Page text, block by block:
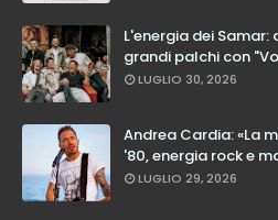
L'energia dei
grandi palchi con
LUGLIO 30, 2026
Andrea Cardia: «La
'80, energia rock e
LUGLIO 29, 2026